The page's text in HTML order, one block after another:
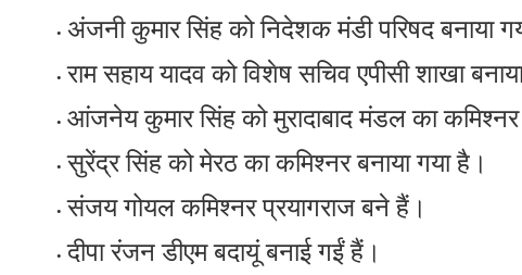
अंजनी कुमार सिंह को निदेशक मंडी परिषद बनाया
राम सहाय यादव को विशेष सचिव एपीसी शाखा
आंजनेय कुमार सिंह को मुरादाबाद मंडल का कमिश्नर
सुरेंद्र सिंह को मेरठ का कमिश्नर बनाया गया है।
संजय गोयल कमिश्नर प्रयागराज बने हैं।
दीपा रंजन डीएम बदायूं बनाई गईं हैं।